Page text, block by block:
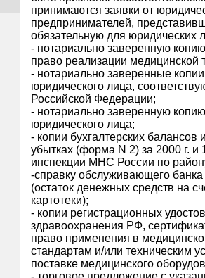
принимаются заявки от
предпринимателей,
обязательную для юридических
- нотариально заверенную
право реализации медицинской
- нотариально заверенные
юридического лица,
Российской Федерации;
- нотариально заверенную
юридического лица;
- копии бухгалтерских балансов
убытках (форма N 2) за 2000 г. и
инспекции МНС России по
-справку обслуживающего
(остаток денежных средств на
картотеки);
- копии регистрационных
здравоохранения РФ,
право применения в
стандартам и/или техническим
поставке медицинского